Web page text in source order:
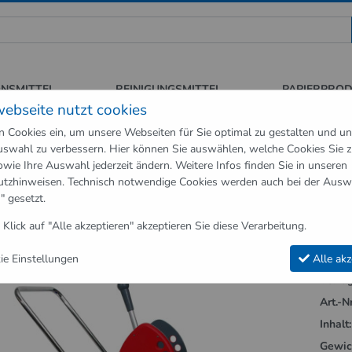
REINIGUNGSMITTEL
Reinigungszubehör Reinigungswagen Reinigungswagen
Meiko CR
Art.-
Inhalt:
nutzt cookies
Cookies ein, um unsere Webseiten für Sie optimal zu gestalten und
zu verbessern. Hier können Sie auswählen, welche Cookies Sie
Ihre Auswahl jederzeit ändern. Weitere Infos finden Sie in unseren
. Technisch notwendige Cookies werden auch bei der
gesetzt.
auf "Alle akzeptieren" akzeptieren Sie diese Verarbeitung.
Einstellungen Alle